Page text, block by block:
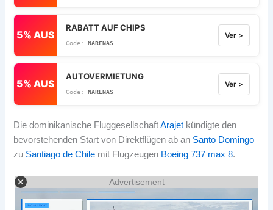
5% AUS
RABATT AUF CHIPS
NARENAS
Ver >
5% AUS
AUTOVERMIETUNG
NARENAS
Ver >
Die dominikanische FluggesellschaftArajet kündigte den
bevorstehenden Start von Direktflügen ab an Santo Domingo
zu Santiago de Chile mit Flugzeugen Boeing 737 max 8.
Advertisement